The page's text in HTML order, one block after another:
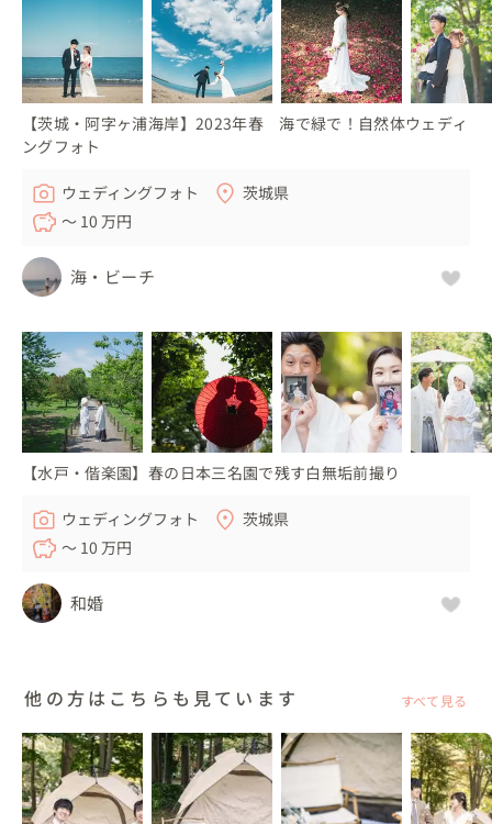
【茨城・阿字ヶ浦海岸】2023年春 海で緑で！自然体ウェディ
ングフォト
ウェディングフォト
茨城県
〜 10 万円
海・ビーチ
【水戸・偕楽園】春の日本三名園で残す白無垢前撮り
ウェディングフォト
茨城県
〜 10 万円
和婚
他の方はこちらも見ています すべて見る